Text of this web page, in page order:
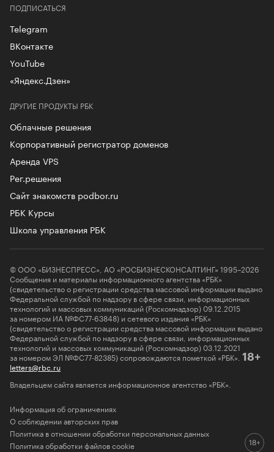
ДРУГИЕ ПРОДУКТЫ РБК
Облачные решения
Корпоративный регистратор доменов
Аренда VPS
Рег.решения
Сайт знакомств podbor.ru
РБК Курсы
Школа управления РБК
ПОДПИСАТЬСЯ
Telegram
ВКонтакте
YouTube
«Яндекс.Дзен»
© ООО «БИЗНЕСПРЕСС», АО «РОСБИЗНЕСКОНСАЛТИНГ» 1995–2026
Сообщения и материалы информационного агентства «РБК»
(свидетельство о регистрации средства массовой информации выдано
Федеральной службой по надзору в сфере связи, информационных
технологий и массовых коммуникаций (Роскомнадзор) 09.12.2015
за номером ИА №ФС77-63848) и сетевого издания «РБК»
(свидетельство о регистрации средства массовой информации выдано
Федеральной службой по надзору в сфере связи, информационных
технологий и массовых коммуникаций (Роскомнадзор) 03.12.2021
за номером ЭЛ №ФС77-82385) сопровождаются пометкой «РБК». 18+
letters@rbc.ru
Владельцем сайта является информационное агентство «РБК».
Информация об ограничениях
О соблюдении авторских прав
Политика в отношении обработки персональных данных
Политика обработки файлов cookie